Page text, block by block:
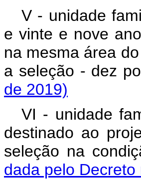
V - unidade
e vinte e nove
na mesma área
a seleção - dez
de 2019)
VI - unidade
destinado ao
seleção na
dada pelo Decreto